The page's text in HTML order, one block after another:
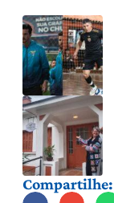
Compartilhe: